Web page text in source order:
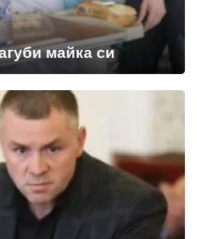
майка си